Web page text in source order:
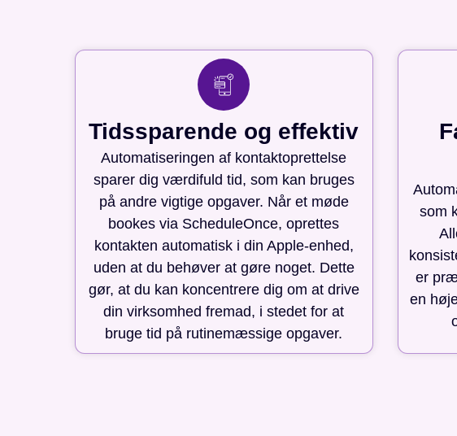
Tidssparende og effektiv
Automatiseringen af kontaktoprettelse
sparer dig værdifuld tid, som kan bruges
på andre vigtige opgaver. Når et møde
bookes via ScheduleOnce, oprettes
kontakten automatisk i din Apple-enhed,
uden at du behøver at gøre noget. Dette
gør, at du kan koncentrere dig om at drive
din virksomhed fremad, i stedet for at
bruge tid på rutinemæssige opgaver.
som
er
en